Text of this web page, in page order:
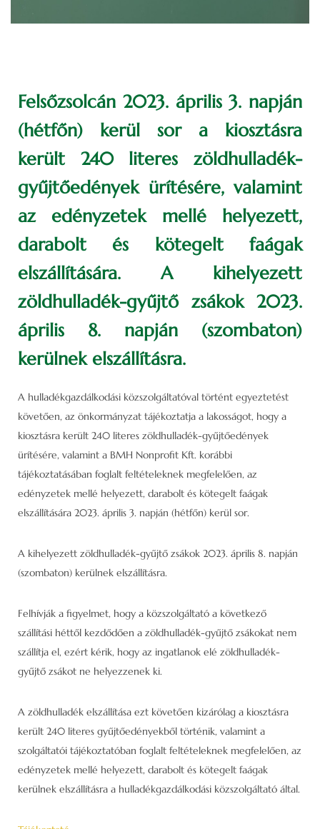
Felsőzsolcán 2023. április 3. napján
(hétfőn) kerül sor a kiosztásra
került 240 literes zöldhulladék-
gyűjtőedények ürítésére, valamint
az edényzetek mellé helyezett,
darabolt és kötegelt faágak
elszállítására. A kihelyezett
zöldhulladék-gyűjtő zsákok 2023.
április 8. napján (szombaton)
kerülnek elszállításra.
A hulladékgazdálkodási közszolgáltatóval történt egyeztetést
követően, az önkormányzat tájékoztatja a lakosságot, hogy a
kiosztásra került 240 literes zöldhulladék-gyűjtőedények
ürítésére, valamint a BMH Nonprofit Kft. korábbi
tájékoztatásában foglalt feltételeknek megfelelően, az
edényzetek mellé helyezett, darabolt és kötegelt faágak
elszállítására 2023. április 3. napján (hétfőn) kerül sor.
A kihelyezett zöldhulladék-gyűjtő zsákok 2023. április 8. napján
(szombaton) kerülnek elszállításra.
Felhívják a figyelmet, hogy a közszolgáltató a következő
szállítási héttől kezdődően a zöldhulladék-gyűjtő zsákokat nem
szállítja el, ezért kérik, hogy az ingatlanok elé zöldhulladék-
gyűjtő zsákot ne helyezzenek ki.
A zöldhulladék elszállítása ezt követően kizárólag a kiosztásra
került 240 literes gyűjtőedényekből történik, valamint a
szolgáltatói tájékoztatóban foglalt feltételeknek megfelelően, az
edényzetek mellé helyezett, darabolt és kötegelt faágak
kerülnek elszállításra a hulladékgazdálkodási közszolgáltató által.